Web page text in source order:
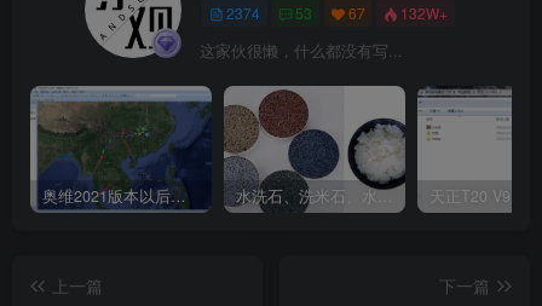
洽谈空间.jpg
2374 53 67 132W+
这家伙很懒，什么都没有写...
奥维2021版本以后不能用谷歌地图？最新解决办法苹果安卓电脑 水洗石、洗米石、水刷石、水磨石、胶粘石傻傻分不清楚
上一篇
下一篇